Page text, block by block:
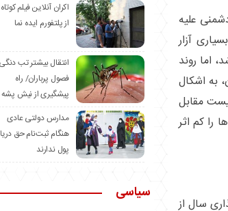
علیه
آزار
اما روند
به اشکال
مقابل
را کم اثر
سال از
اکران آنلاین فیلم
از پلتفورم ایده نما
انتقال بیشتر تب
فصول پرباران/ راه
پیشگیری از نیش پشه
مدارس دولتی عادی
هنگام ثبت‌نام حق
پول ندارند
سیاسی